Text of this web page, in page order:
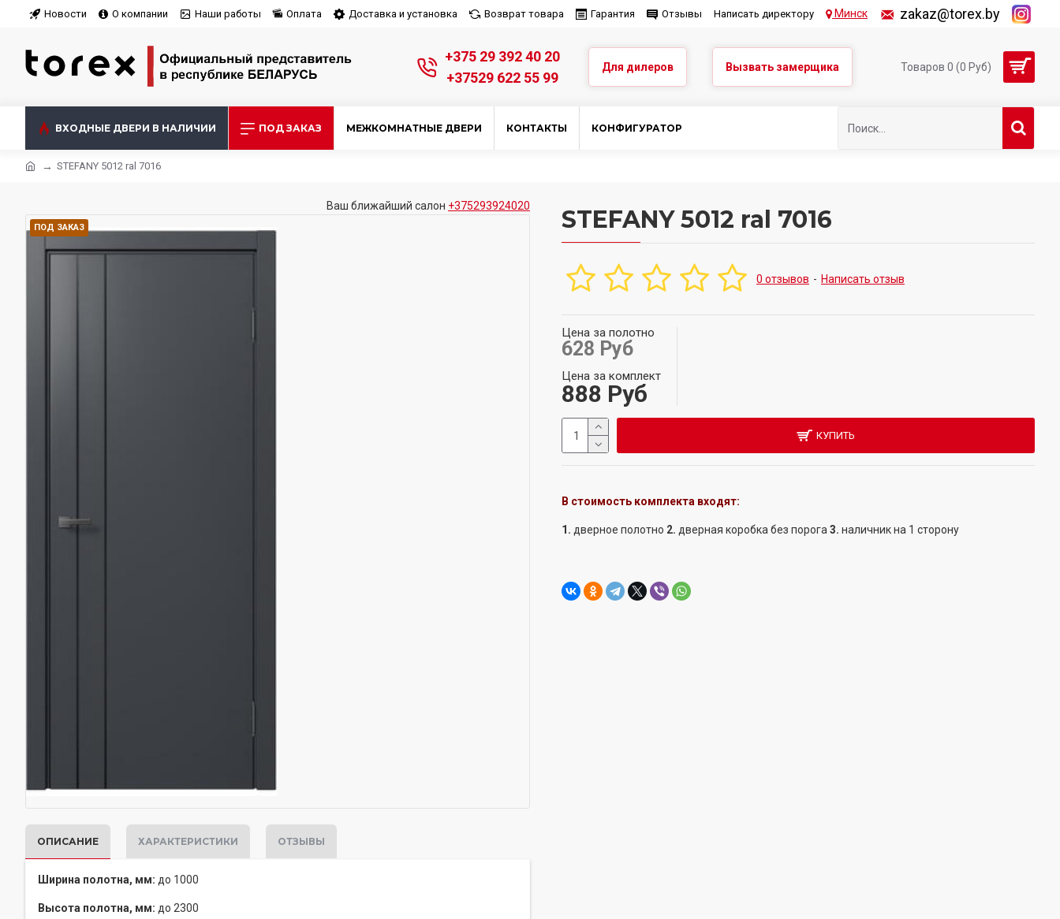
Новости О компании Наши работы Оплата Доставка и установка Возврат товара Гарантия Отзывы Написать директору Минск zakaz@torex.by
+375 29 392 40 20
+37529 622 55 99
Для дилеров Вызвать замерщика Товаров 0 (0 Руб)
ВХОДНЫЕ ДВЕРИ В НАЛИЧИИ ПОД ЗАКАЗ МЕЖКОМНАТНЫЕ ДВЕРИ КОНТАКТЫ КОНФИГУРАТОР
STEFANY 5012 ral 7016
Ваш ближайший салон +375293924020
ПОД ЗАКАЗ
ОПИСАНИЕ ХАРАКТЕРИСТИКИ ОТЗЫВЫ
Ширина полотна, мм: до 1000
Высота полотна, мм: до 2300
STEFANY 5012 ral 7016
0 отзывов - Написать отзыв
Цена за полотно
628 Руб
Цена за комплект
888 Руб
КУПИТЬ
В стоимость комплекта входят:
1. дверное полотно 2. дверная коробка без порога 3. наличникна 1 сторону